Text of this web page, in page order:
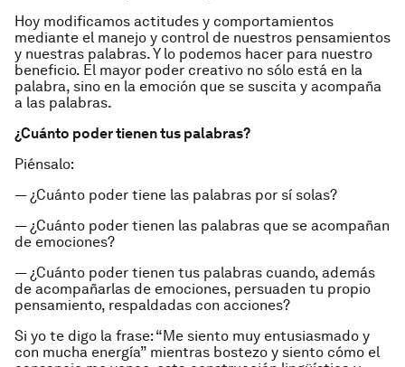
Hoy modificamos actitudes y comportamientos
mediante el manejo y control de nuestros pensamientos
y nuestras palabras. Y lo podemos hacer para nuestro
beneficio. El mayor poder creativo no sólo está en la
palabra, sino en la emoción que se suscita y acompaña
a las palabras.
¿Cuánto poder tienen tus palabras?
Piénsalo:
— ¿Cuánto poder tiene las palabras por sí solas?
— ¿Cuánto poder tienen las palabras que se acompañan
de emociones?
— ¿Cuánto poder tienen tus palabras cuando, además
de acompañarlas de emociones, persuaden tu propio
pensamiento, respaldadas con acciones?
Si yo te digo la frase: “Me siento muy entusiasmado y
con mucha energía” mientras bostezo y siento cómo el